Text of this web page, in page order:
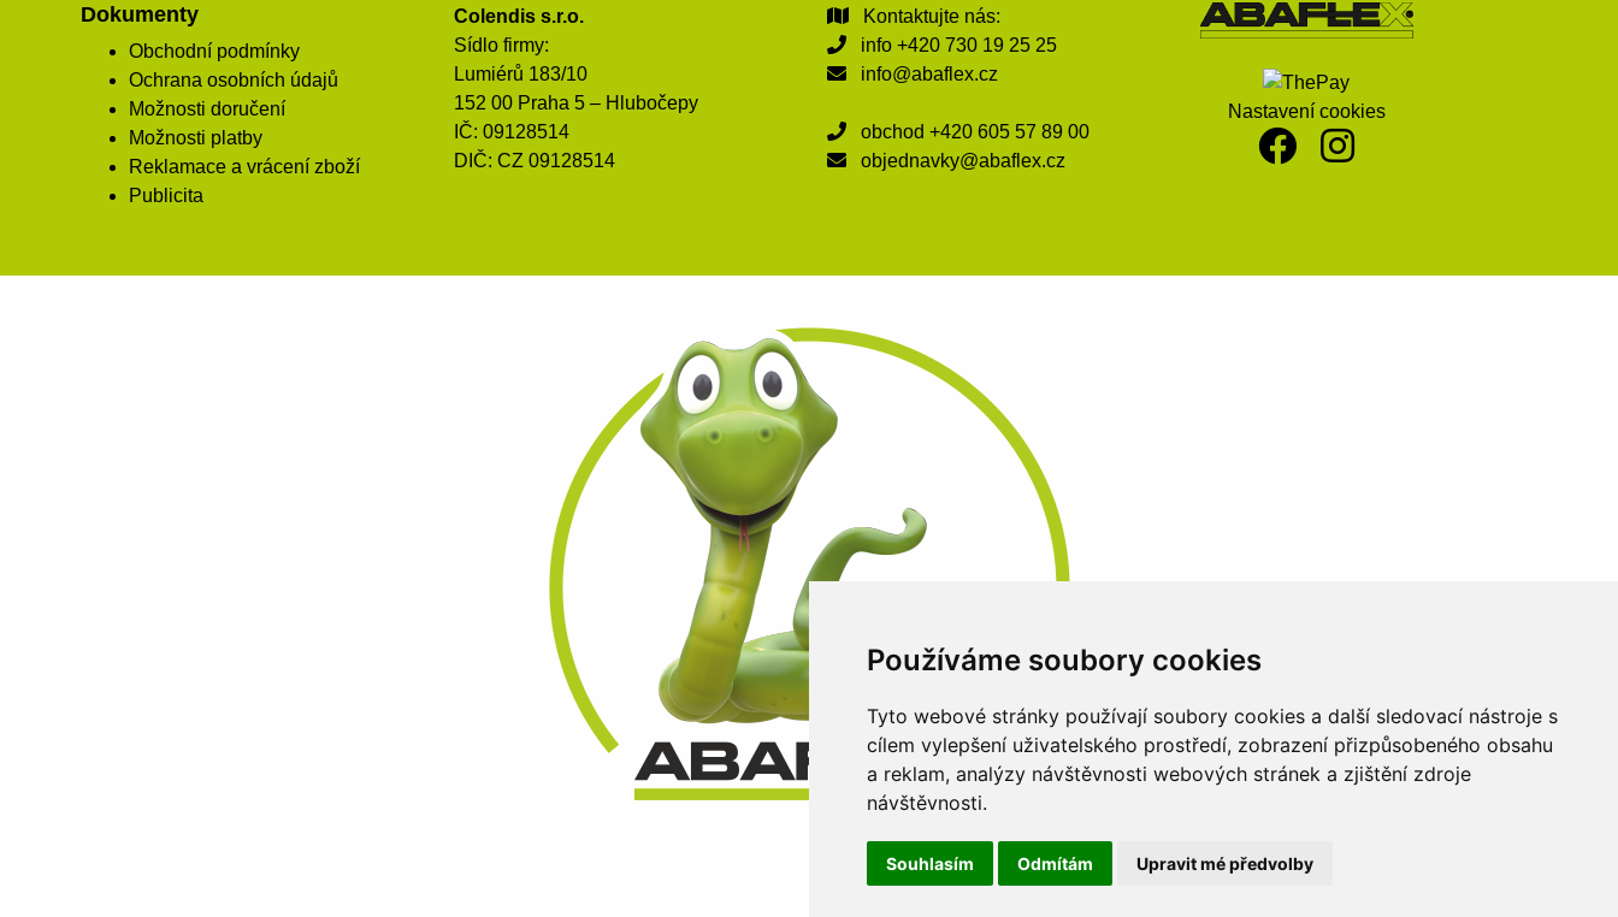
Používáme soubory cookies
Tyto webové stránky používají soubory cookies a další sledovací nástroje s
cílem vylepšení uživatelského prostředí, zobrazení přizpůsobeného obsahu
a reklam, analýzy návštěvnosti webových stránek a zjištění zdroje
návštěvnosti.
Souhlasím Odmítám Upravit mé předvolby
Dokumenty
Obchodní podmínky
Ochrana osobních údajů
Možnosti doručení
Možnosti platby
Reklamace a vrácení zboží
Publicita
Colendis s.r.o.
Sídlo firmy:
Lumiérů 183/10
152 00 Praha 5 – Hlubočepy
IČ: 09128514
DIČ: CZ 09128514
Kontaktujte nás:
info +420 730 19 25 25
info@abaflex.cz
obchod +420 605 57 89 00
objednavky@abaflex.cz
Nastavení cookies